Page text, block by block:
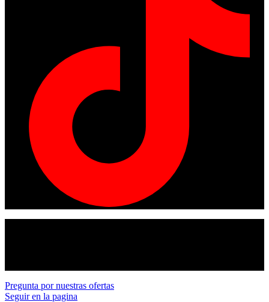
Pregunta por nuestras ofertas
Seguir en la pagina